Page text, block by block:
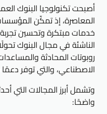
أصبحت تكنولوجيا البنوك
المعاصرة، إذ تمكّن
خدمات مبتكرة وتحسين
الناشئة في مجال البنوك
روبوتات المحادثة
الاصطناعي، والتي توفر
وتشمل أبرز المجالات التي
واضحًا: